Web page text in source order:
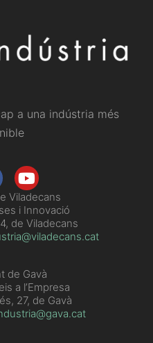
a una indústria més
Viladecans
i Innovació
de Viladecans
de Gavà
a l’Empresa
27, de Gavà